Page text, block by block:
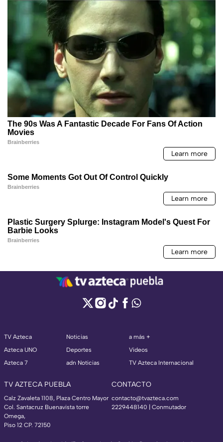
TV Azteca
Azteca UNO
Azteca 7
Noticias
Deportes
adn Noticias
a más +
Videos
TV Azteca Internacional
TV AZTECA PUEBLA
Calz Zavaleta 1108, Plaza Centro Mayor
Col. Santacruz Buenavista torre
Omega,
Piso 12 CP. 72150
CONTACTO
contacto@tvazteca.com
2229448140 | Conmutador